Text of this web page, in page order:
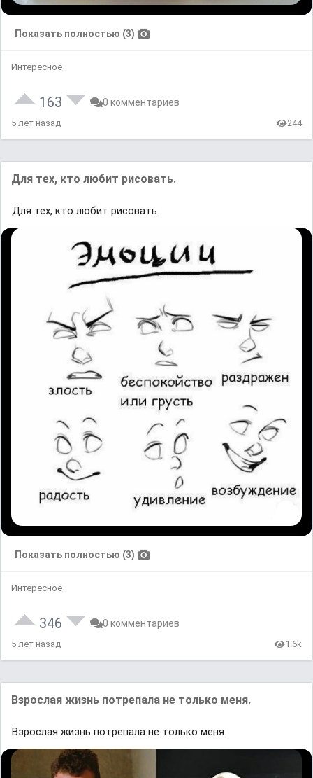
Показать полностью (3)
Интересное
163 0 комментариев
5 лет назад 244
Для тех, кто любит рисовать.
Для тех, кто любит рисовать.
Показать полностью (3)
Интересное
346 0 комментариев
5 лет назад 1.6k
Взрослая жизнь потрепала не только меня.
Взрослая жизнь потрепала не только меня.